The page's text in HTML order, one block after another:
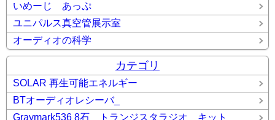
いめーじ あっぷ
ユニパルス真空管展示室
オーディオの科学
カテゴリ
SOLAR 再生可能エネルギー
BTオーディオレシーバ_
Graymark536 8石 トランジスタラジオ キット